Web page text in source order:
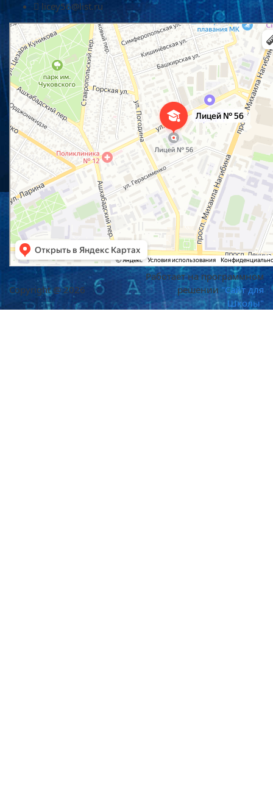
licey56@list.ru
Copyright @ 2026
Работает на программном
решении "Сайт для
Школы"